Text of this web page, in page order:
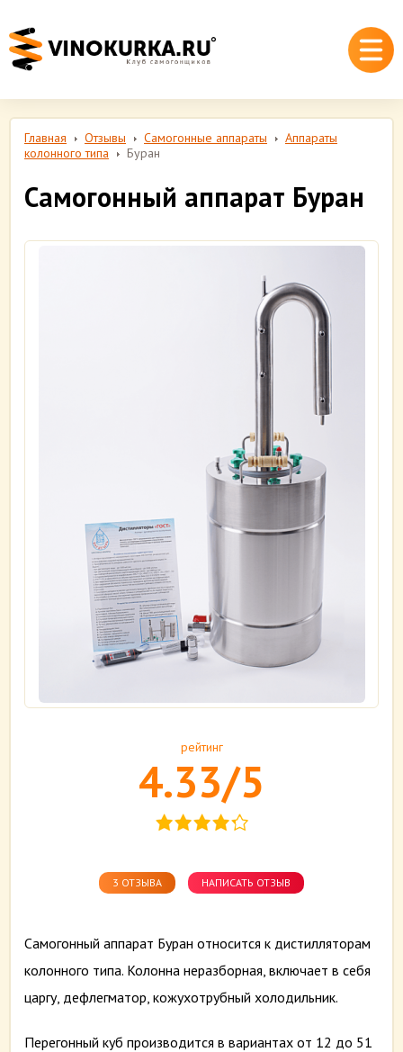
Главная Отзывы Самогонные аппараты
Аппараты
колонного типа
Буран
Самогонный аппарат Буран
рейтинг
4.33/5
3 ОТЗЫВА НАПИСАТЬ ОТЗЫВ
Самогонный аппарат Буран относится к дистилляторам
колонного типа. Колонна неразборная, включает в себя
царгу, дефлегматор, кожухотрубный холодильник.
Перегонный куб производится в вариантах от 12 до 51